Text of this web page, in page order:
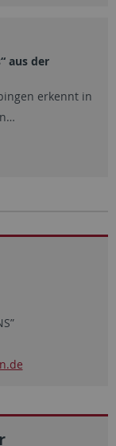
aus der
erkennt in